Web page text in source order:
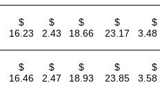
$
16.23
$
2.43
$
18.66
$
23.17
$
3.48
$
16.46
$
2.47
$
18.93
$
23.85
$
3.58